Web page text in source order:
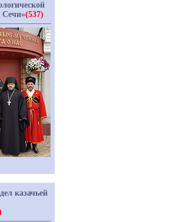
Сечи»(537)
казачьей